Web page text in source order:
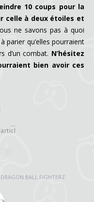
10 coups pour la
celle à deux étoiles et
ne savons pas à quoi
parier qu’elles pourraient
d’un combat. N’hésitez
bien avoir ces
DRAGON BALL FIGHTERZ